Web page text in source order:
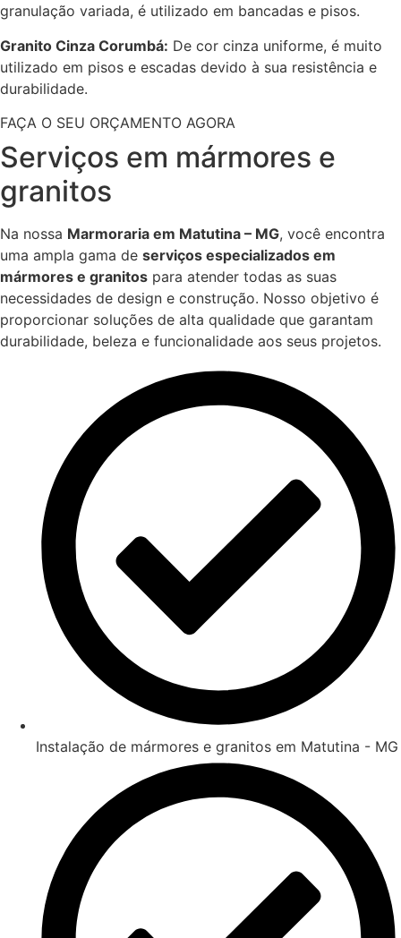
granulação variada, é utilizado em bancadas e pisos.
Granito Cinza Corumbá: De cor cinza uniforme, é muito
utilizado em pisos e escadas devido à sua resistência e
durabilidade.
FAÇA O SEU ORÇAMENTO AGORA
Serviços em mármores e
granitos
Na nossa Marmoraria em Matutina – MG, você encontra
uma ampla gama de serviços especializados em
mármores e granitos para atender todas as suas
necessidades de design e construção. Nosso objetivo é
proporcionar soluções de alta qualidade que garantam
durabilidade, beleza e funcionalidade aos seus projetos.
Instalação de mármores e granitos em Matutina - MG